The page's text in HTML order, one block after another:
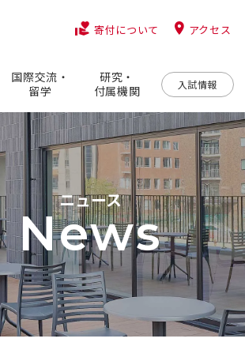
寄付について アクセス
国際交流・
留学
研究・
付属機関
入試情報
ニュース
News